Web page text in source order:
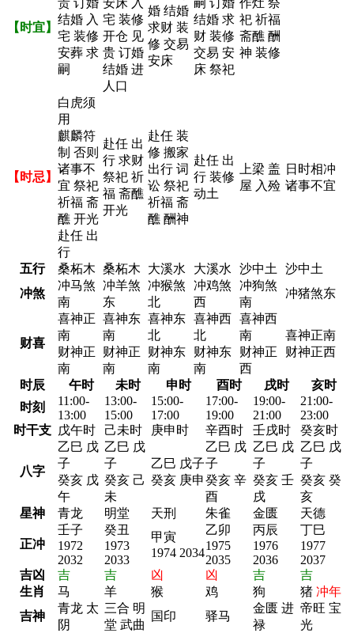
【时宜】
结婚 入
宅 装修
安葬 求
嗣
宅 装修
开仓 见
贵 订婚
结婚 进
人口
婚 结婚
求财 装
修 交易
安床
结婚 求
财 装修
交易 安
床 祭祀
祀 祈福
斋醮 酬
神 装修
【时忌】
白虎须
用
麒麟符
制 否则
诸事不
宜 祭祀
祈福 斋
醮 开光
赴任 出
行
赴任 出
行 求财
祭祀 祈
福 斋醮
开光
赴任 装
修 搬家
出行 词
讼 祭祀
祈福 斋
醮 酬神
赴任 出
行 装修
动土
上梁 盖
屋 入殓
日时相冲
诸事不宜
五行 桑柘木 桑柘木 大溪水 大溪水 沙中土
沙中土
冲煞
冲马煞
南
冲羊煞
东
冲猴煞
北
冲鸡煞
西
冲狗煞
南
冲猪煞东
财喜
喜神正
南
财神正
南
喜神东
南
财神正
南
喜神东
北
财神东
南
喜神西
北
财神东
南
喜神西
南
财神正
西
喜神正南
财神正西
时辰 午时 未时 申时 酉时 戌时
亥时
时刻
11:00-
13:00
13:00-
15:00
15:00-
17:00
17:00-
19:00
19:00-
21:00
21:00-
23:00
时干支
戊午时 己未时 庚申时 辛酉时 壬戌时 癸亥时
八字
乙巳 戊
子
癸亥 戊
午
乙巳 戊
子
癸亥 己
未
乙巳 戊子
癸亥 庚申
乙巳 戊
子
癸亥 辛
酉
乙巳 戊
子
癸亥 壬
戌
乙巳 戊
子
癸亥 癸
亥
星神
青龙 明堂 天刑 朱雀 金匮 天德
正冲
壬子
1972
2032
癸丑
1973
2033
甲寅
1974 2034
乙卯
1975
2035
丙辰
1976
2036
丁巳
1977
2037
吉凶
吉 吉 凶 凶 吉
吉
生肖
马 羊 猴 鸡 狗 猪 冲年
吉神
青龙 太
阴
三合 明
堂 武曲
国印 驿马
金匮 进
禄
帝旺 宝
光